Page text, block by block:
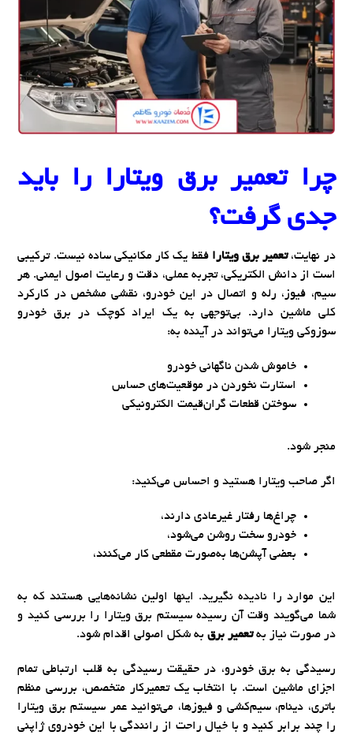
چراتعمیر برق ویتارا را باید
جدی گرفت؟
در نهایت،تعمیر برق ویتارا فقط یک کار مکانیکی ساده نیست. ترکیبی
است از دانش الکتریکی، تجربه عملی، دقت و رعایت اصول ایمنی. هر
سیم، فیوز، رله و اتصال در این خودرو، نقشی مشخص در کارکرد
کلی ماشین دارد. بی‌توجهی به یک ایراد کوچک در برق خودرو
سوزوکی ویتارا می‌تواند در آینده به:
خاموش شدن ناگهانی خودرو
استارت نخوردن در موقعیت‌های حساس
سوختن قطعات گران‌قیمت الکترونیکی
منجر شود.
اگر صاحب ویتارا هستید و احساس می‌کنید:
چراغ‌ها رفتار غیرعادی دارند،
خودرو سخت روشن می‌شود،
بعضی آپشن‌ها به‌صورت مقطعی کار می‌کنند،
این موارد را نادیده نگیرید. اینها اولین نشانه‌هایی هستند که به
شما می‌گویند وقت آن رسیده سیستم برق ویتارا را بررسی کنید و
در صورت نیاز بهتعمیر برق به شکل اصولی اقدام شود.
رسیدگی به برق خودرو، در حقیقت رسیدگی به قلب ارتباطی تمام
اجزای ماشین است. با انتخاب یک تعمیرکار متخصص، بررسی منظم
باتری، دینام، سیم‌کشی و فیوزها، می‌توانید عمر سیستم برق ویتارا
را چند برابر کنید و با خیال راحت از رانندگی با این خودروی ژاپنی